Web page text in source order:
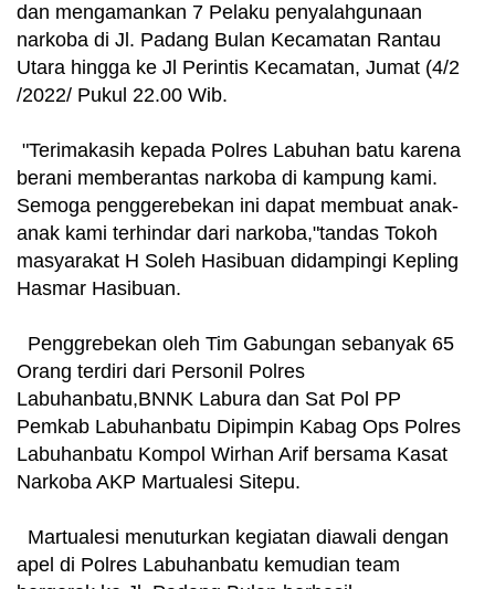
dan mengamankan 7 Pelaku penyalahgunaan
narkoba di Jl. Padang Bulan Kecamatan Rantau
Utara hingga ke Jl Perintis Kecamatan, Jumat (4/2
/2022/ Pukul 22.00 Wib.
"Terimakasih kepada Polres Labuhan batu karena
berani memberantas narkoba di kampung kami.
Semoga penggerebekan ini dapat membuat anak-
anak kami terhindar dari narkoba,"tandas Tokoh
masyarakat H Soleh Hasibuan didampingi Kepling
Hasmar Hasibuan.
Penggrebekan oleh Tim Gabungan sebanyak 65
Orang terdiri dari Personil Polres
Labuhanbatu,BNNK Labura dan Sat Pol PP
Pemkab Labuhanbatu Dipimpin Kabag Ops Polres
Labuhanbatu Kompol Wirhan Arif bersama Kasat
Narkoba AKP Martualesi Sitepu.
Martualesi menuturkan kegiatan diawali dengan
apel di Polres Labuhanbatu kemudian team